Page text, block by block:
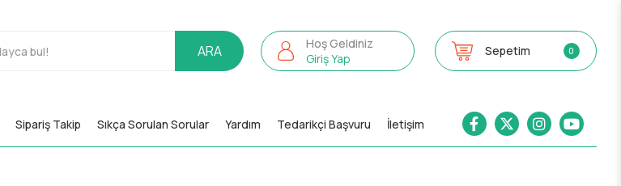
ARA
Hoş Geldiniz
Giriş Yap
Sepetim 0
Sipariş Takip Sıkça Sorulan Sorular Yardım Tedarikçi Başvuru İletişim